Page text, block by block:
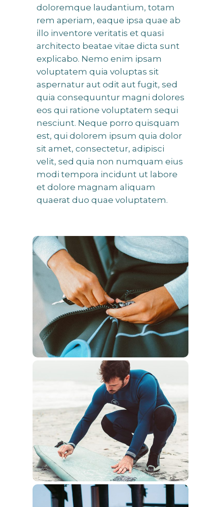
doloremque laudantium, totam
rem aperiam, eaque ipsa quae ab
illo inventore veritatis et quasi
architecto beatae vitae dicta sunt
explicabo. Nemo enim ipsam
voluptatem quia voluptas sit
aspernatur aut odit aut fugit, sed
quia consequuntur magni dolores
eos qui ratione voluptatem sequi
nesciunt. Neque porro quisquam
est, qui dolorem ipsum quia dolor
sit amet, consectetur, adipisci
velit, sed quia non numquam eius
modi tempora incidunt ut labore
et dolore magnam aliquam
quaerat duo quae voluptatem.